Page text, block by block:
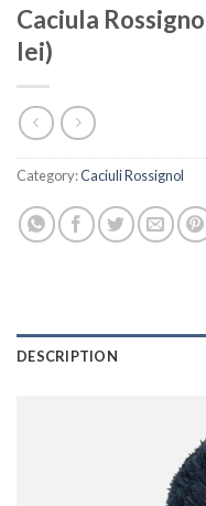
Caciula
lei)
Category:Caciuli Rossignol
DESCRIPTION